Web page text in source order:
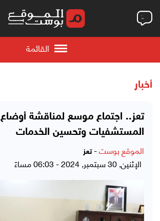
القائمة
أخبار
تعز.. اجتماع موسع لمناقشة أوضاع
المستشفيات وتحسين الخدمات
الموقع بوست-تعز
الإثنين, 30 سبتمبر, 2024 - 06:03 مساءً